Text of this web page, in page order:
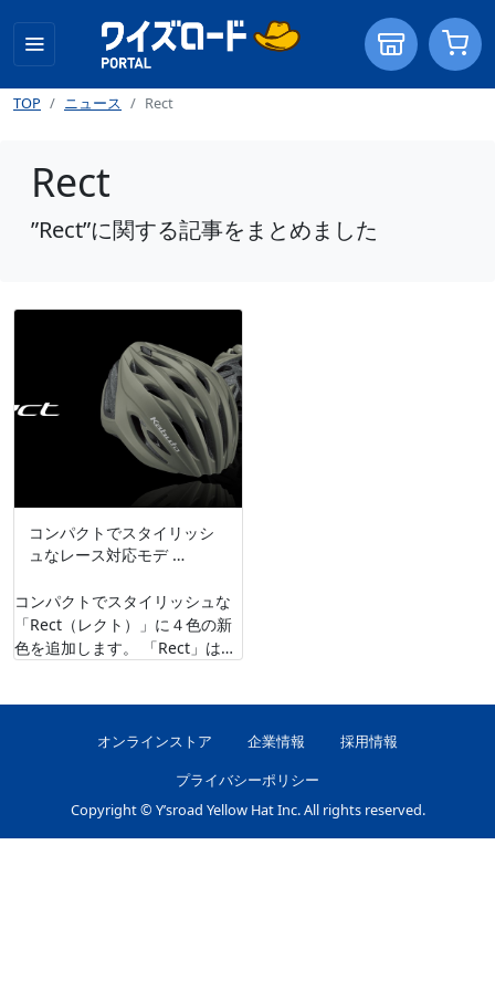
TOP ニュース Rect
Rect
”Rect”に関する記事をまとめました
コンパクトでスタイリッシ
ュなレース対応モデ …
コンパクトでスタイリッシュな
「Rect（レクト）」に４色の新
色を追加します。 「Rect」はエ
オンラインストア 企業情報
採用情報
プライバシーポリシー
Copyright © Y’sroad Yellow Hat Inc. All rights reserved.